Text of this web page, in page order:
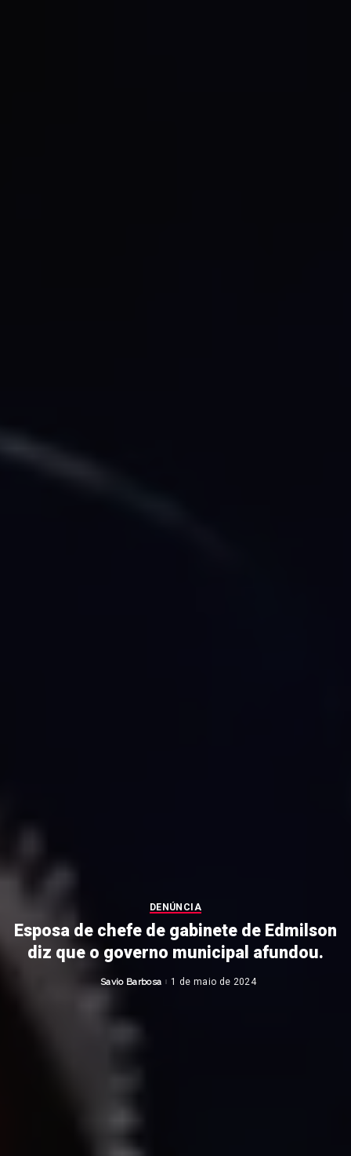
DENÚNCIA
Esposa de chefe de gabinete de Edmilson
diz que o governo municipal afundou.
Posted
Savio Barbosa 1 de maio de 2024